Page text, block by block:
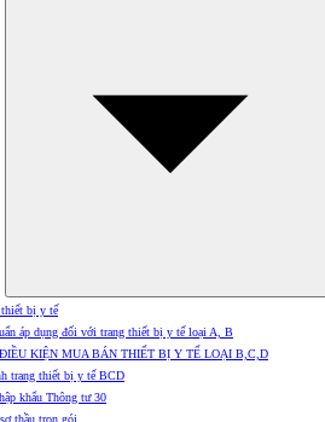
thiết bị y tế
áp dụng đối với trang thiết bị y tế loại A, B
KIỆN MUA BÁN THIẾT BỊ Y TẾ LOẠI B,C,D
trang thiết bị y tế BCD
khẩu Thông tư 30
thầu trọn gói